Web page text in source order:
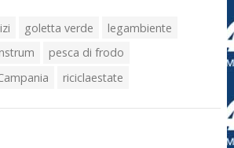
goletta verde
legambiente
pesca di frodo
riciclaestate